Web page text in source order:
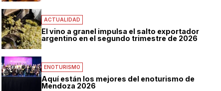
ACTUALIDAD
El vino a granel impulsa el salto exportador
argentino en el segundo trimestre de 2026
ENOTURISMO
Aquí están los mejores del enoturismo de
Mendoza 2026